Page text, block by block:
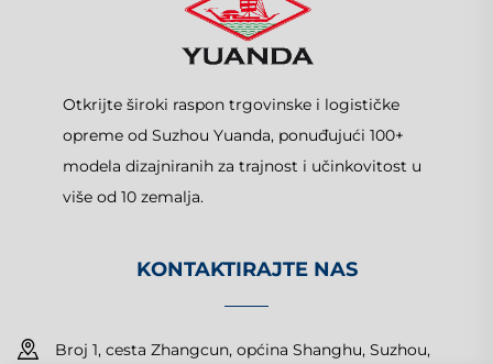
Otkrijte široki raspon trgovinske i logističke
opreme od Suzhou Yuanda, ponuđujući 100+
modela dizajniranih za trajnost i učinkovitost u
više od 10 zemalja.
KONTAKTIRAJTE NAS
Broj 1, cesta Zhangcun, općina Shanghu, Suzhou,